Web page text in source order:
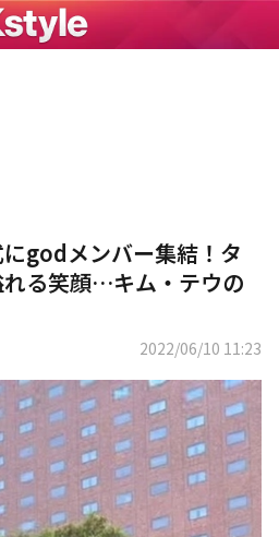
godメンバー集結！タ
る笑顔…キム・テウの
2022/06/10 11:23